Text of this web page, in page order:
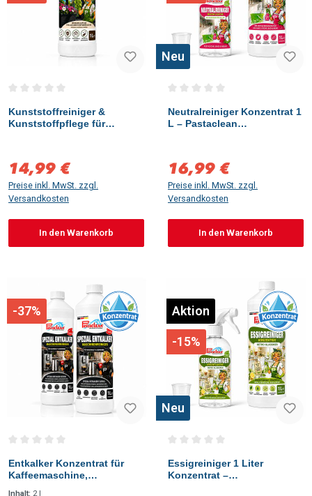
Kunststoffreiniger &
Kunststoffpflege für
Verkaufspreis:
14,99 €
Preise inkl. MwSt. zzgl.
Versandkosten
In den Warenkorb
Neu
Neutralreiniger Konzentrat 1
L – Pastaclean
Verkaufspreis:
16,99 €
Preise inkl. MwSt. zzgl.
Versandkosten
In den Warenkorb
-37%
Entkalker Konzentrat für
Kaffeemaschine,
Inhalt: 2 l
Aktion
-15%
Neu
Essigreiniger 1 Liter
Konzentrat –